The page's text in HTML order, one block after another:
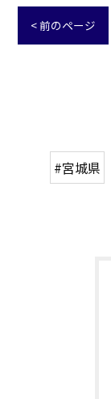
< 前のページ
#宮城県